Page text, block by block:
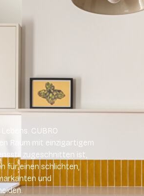
CUBRO
Raum mit einzigartigem
zugeschnitten ist,
für einen schlichten,
und